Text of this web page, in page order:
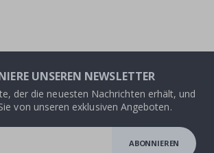
UNSEREN NEWSLETTER
der die neuesten Nachrichten erhält, und
von unseren exklusiven Angeboten.
ABONNIEREN